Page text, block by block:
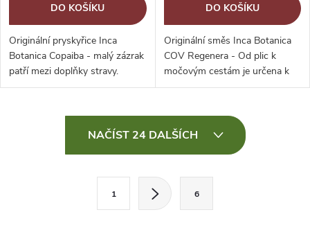
DO KOŠÍKU
Originální pryskyřice Inca
Botanica Copaiba - malý zázrak
patří mezi doplňky stravy.
Přírodní pryskyřice se získává
amazonském pralese.
Domorodí obyvatelé...
DO KOŠÍKU
Originální směs Inca Botanica
COV Regenera - Od plic k
močovým cestám je určena k
dlouhodobému užívání.
NAČÍST 24 DALŠÍCH
1 6